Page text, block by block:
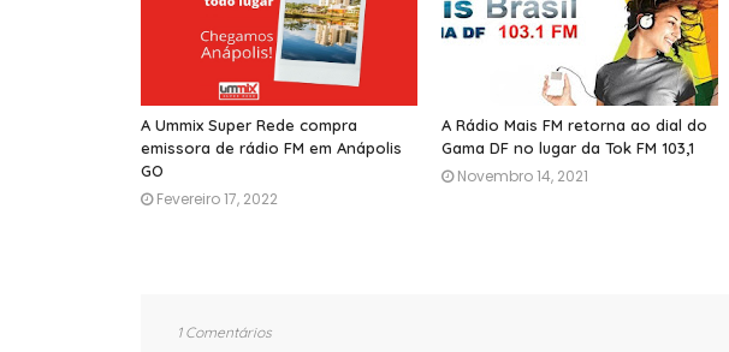
A Ummix Super Rede compra
emissora de rádio FM em Anápolis
GO
Fevereiro 17, 2022
A Rádio Mais FM retorna ao dial do
Gama DF no lugar da Tok FM 103,1
Novembro 14, 2021
1 Comentários